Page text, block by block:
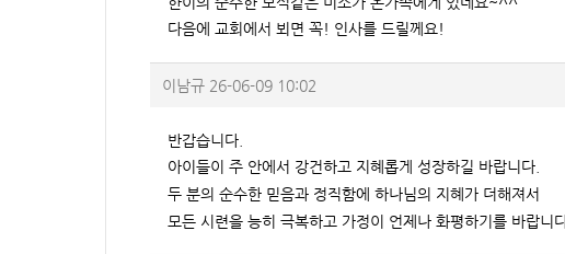
다음에 교회에서 뵈면 꼭! 인사를 드릴께요!
이남규 26-06-09 10:02
반갑습니다.
아이들이 주 안에서 강건하고 지혜롭게 성장하길 바랍니다.
두 분의 순수한 믿음과 정직함에 하나님의 지혜가 더해져서
모든 시련을 능히 극복하고 가정이 언제나 화평하기를 바랍니